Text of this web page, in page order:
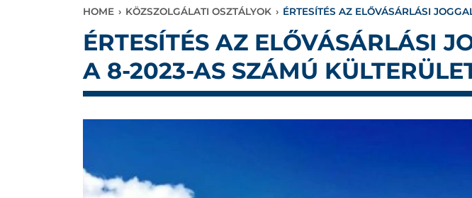
HOME › KÖZSZOLGÁLATI OSZTÁLYOK › ÉRTESÍTÉS AZ ELŐVÁSÁRLÁSI
ÉRTESÍTÉS AZ ELŐVÁSÁRLÁSI
A 8-2023-AS SZÁMÚ